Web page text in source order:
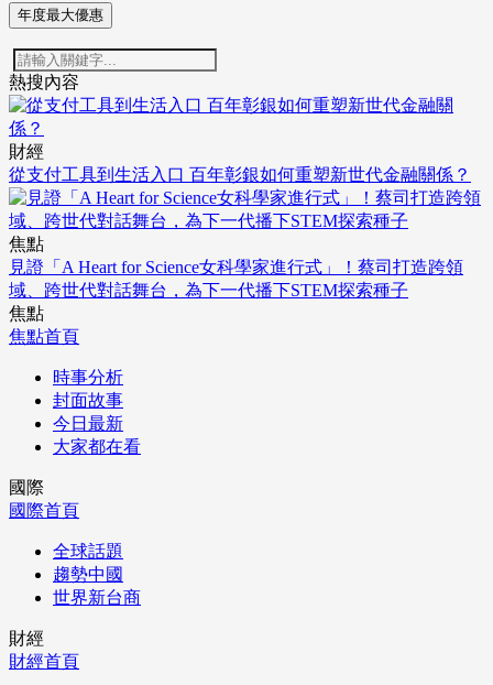
年度最大優惠
熱搜內容
財經
從支付工具到生活入口 百年彰銀如何重塑新世代金融關係？
焦點
見證「A Heart for Science女科學家進行式」！蔡司打造跨領
域、跨世代對話舞台，為下一代播下STEM探索種子
焦點
焦點首頁
時事分析
封面故事
今日最新
大家都在看
國際
國際首頁
全球話題
趨勢中國
世界新台商
財經
財經首頁